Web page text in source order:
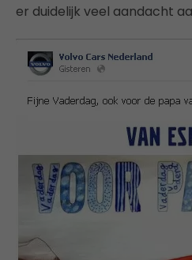
er duidelijk veel aandacht